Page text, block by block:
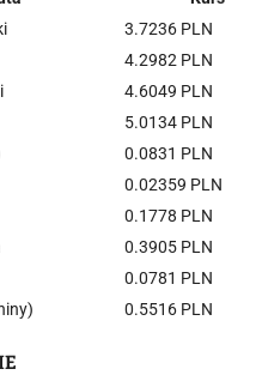
3.7236 PLN
4.2982 PLN
4.6049 PLN
5.0134 PLN
0.0831 PLN
0.02359 PLN
0.1778 PLN
0.3905 PLN
0.0781 PLN
0.5516 PLN